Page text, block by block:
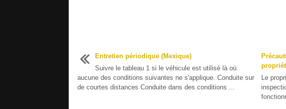
Entretien périodique (Mexique)
Suivre le tableau 1 si le véhicule est utilisé là où
aucune des conditions suivantes ne s'applique. Conduite sur
de courtes distances Conduite dans des conditions ...
Le